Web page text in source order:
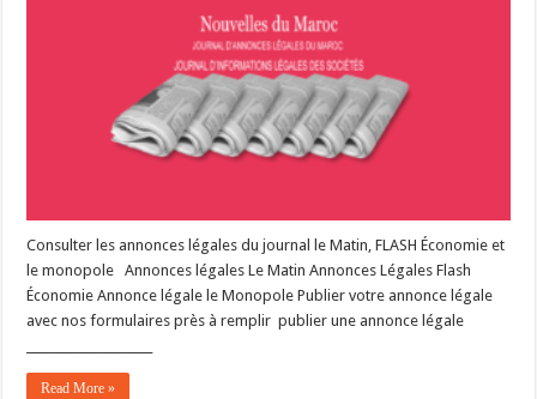
Consulter les annonces légales du journal le Matin, FLASH Économie et
le monopole Annonces légales Le Matin Annonces Légales Flash
Économie Annonce légale le Monopole Publier votre annonce légale
avec nos formulaires près à remplir publier une annonce légale
Read More »